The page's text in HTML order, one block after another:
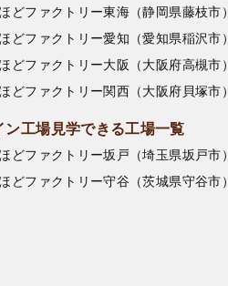
どファクトリー東海（静岡県藤枝市）
どファクトリー愛知（愛知県稲沢市）
どファクトリー大阪（大阪府高槻市）
どファクトリー関西（大阪府貝塚市）
ン工場見学できる工場一覧
どファクトリー坂戸（埼玉県坂戸市）
どファクトリー守谷（茨城県守谷市）